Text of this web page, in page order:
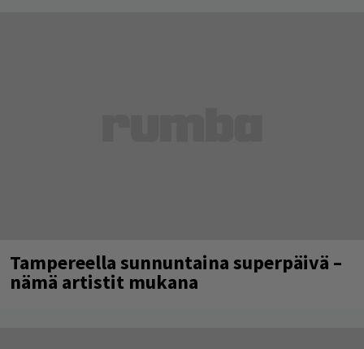
Tampereella sunnuntaina superpäivä –
nämä artistit mukana